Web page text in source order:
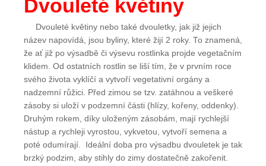
Dvouleté květiny
Dvouleté květiny nebo také dvouletky, jak již jejich
název napovídá, jsou byliny, které žijí 2 roky. To znamená,
že ať již po výsadbě či výsevu rostlinka projde vegetačním
klidem. Od ostatních rostlin se liší tím, že v prvním roce
svého života vyklíčí a vytvoří vegetativní orgány a
nadzemní růžici. Před zimou se tzv. zatáhnou a veškeré
zásoby si uloží v podzemní části (hlízy, kořeny, oddenky).
Druhým rokem, díky uloženým zásobám, mají rychlejší
nástup a rychleji vyrostou, vykvetou, vytvoří semena a
poté odumírají. Ideální doba pro výsadbu dvouletek je tak
brzký podzim, aby stihly do zimy dostatečně zakořenit.